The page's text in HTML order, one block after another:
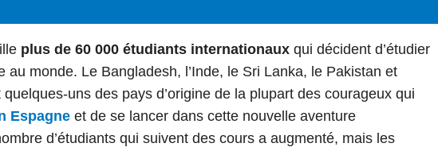
plus de 60 000 étudiants internationaux qui décident d’étudier
au monde. Le Bangladesh, l’Inde, le Sri Lanka, le Pakistan et
quelques-uns des pays d’origine de la plupart des courageux qui
Espagne et de se lancer dans cette nouvelle aventure
d’étudiants qui suivent des cours a augmenté, mais les